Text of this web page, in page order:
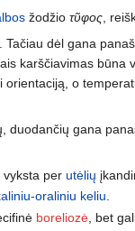
žodžio τῦφος ,
dėl gana
karščiavimas būna
o
gana
vyksta perutėlių
oraliniu keliu
boreliozė , bet